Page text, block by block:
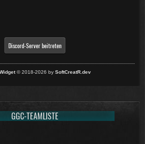
Discord-Server beitreten
© 2018-2026 by SoftCreatR.dev
GGC-TEAMLISTE